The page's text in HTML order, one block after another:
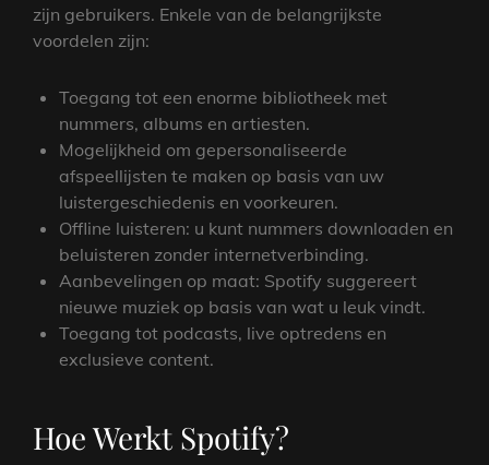
zijn gebruikers. Enkele van de belangrijkste
voordelen zijn:
Toegang tot een enorme bibliotheek met
nummers, albums en artiesten.
Mogelijkheid om gepersonaliseerde
afspeellijsten te maken op basis van uw
luistergeschiedenis en voorkeuren.
Offline luisteren: u kunt nummers downloaden en
beluisteren zonder internetverbinding.
Aanbevelingen op maat: Spotify suggereert
nieuwe muziek op basis van wat u leuk vindt.
Toegang tot podcasts, live optredens en
exclusieve content.
Hoe Werkt Spotify?